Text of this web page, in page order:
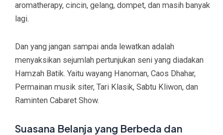
aromatherapy, cincin, gelang, dompet, dan masih banyak
lagi.
Dan yang jangan sampai anda lewatkan adalah
menyaksikan sejumlah pertunjukan seni yang diadakan
Hamzah Batik. Yaitu wayang Hanoman, Caos Dhahar,
Permainan musik siter, Tari Klasik, Sabtu Kliwon, dan
Raminten Cabaret Show.
Suasana Belanja yang Berbeda dan